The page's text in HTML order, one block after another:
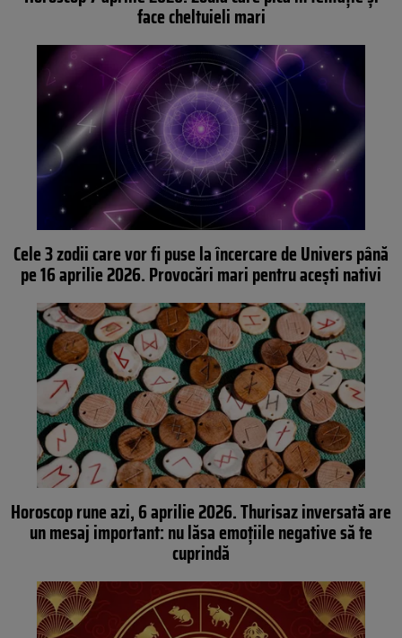
face cheltuieli mari
Cele 3 zodii care vor fi puse la încercare de Univers până
pe 16 aprilie 2026. Provocări mari pentru acești nativi
Horoscop rune azi, 6 aprilie 2026. Thurisaz inversată are
un mesaj important: nu lăsa emoțiile negative să te
cuprindă